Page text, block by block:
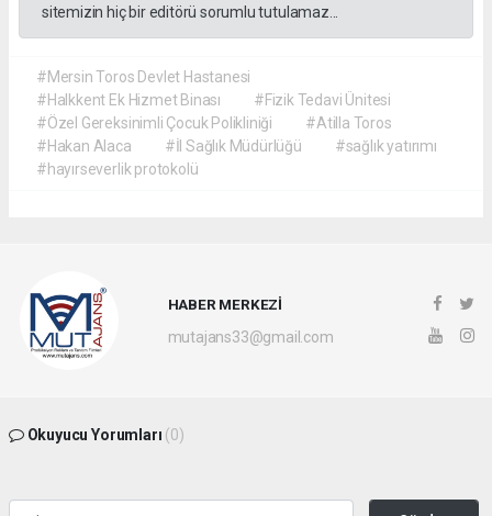
sitemizin hiç bir editörü sorumlu tutulamaz...
#Mersin Toros Devlet Hastanesi
#Halkkent Ek Hizmet Binası
#Fizik Tedavi Ünitesi
#Özel Gereksinimli Çocuk Polikliniği
#Atilla Toros
#Hakan Alaca
#İl Sağlık Müdürlüğü
#sağlık yatırımı
#hayırseverlik protokolü
HABER MERKEZİ
mutajans33@gmail.com
Okuyucu Yorumları (0)